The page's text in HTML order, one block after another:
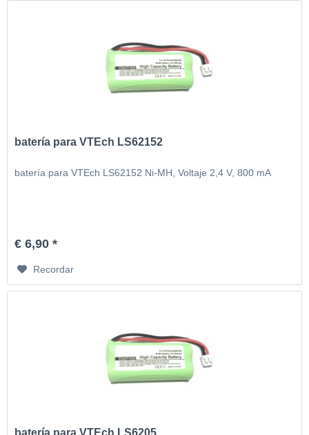
batería para VTEch LS62152
batería para VTEch LS62152 Ni-MH, Voltaje 2,4 V, 800 mA
€ 6,90 *
Recordar